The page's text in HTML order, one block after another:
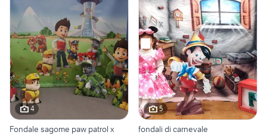
4
Fondale sagome paw patrol x
5
fondali di carnevale